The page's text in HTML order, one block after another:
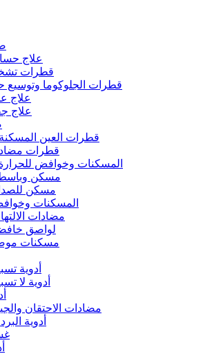
علاج
قطرات
قطرات الجلوكوما وتوسيع
علاج
علاج
قطرات العين
قطرات
المسكنات وخوافض
مسكن
مسكن
المسكنات
مضادات
لواصق
مسكنات
أدوية
أدوية لا
مضادات الاحتقان
أدوية البرد